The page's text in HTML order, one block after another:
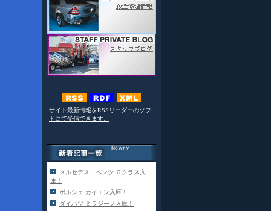
サイト最新情報をRSSリーダーのソフ
トにて受信できます。
メルセデス・ベンツ Ｇクラス入
庫！
ポルシェ カイエン入庫！
ダイハツ ミラジーノ入庫！